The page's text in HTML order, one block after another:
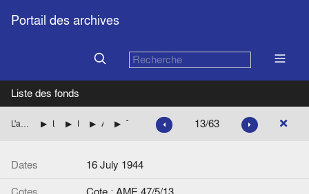
Portail des archives
Liste des fonds
L'action de Jean Monnet pendant la Seconde guerre mondiale Accords relatifs aux questions administratives, juridictionnelles, économiques et financières 13/63
Dates
16 July 1944